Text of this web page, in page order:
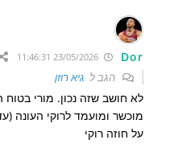
Dor
הגב ל גיא רוזן
לא חושב שזה נכון. מורי בטוח
מוכשר ומועמד לרוקי העונה
על חוזה רוקי